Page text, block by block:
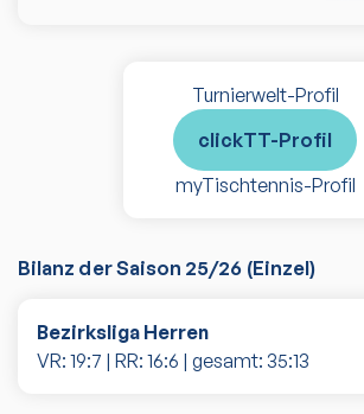
Turnierwelt-Profil
clickTT-Profil
myTischtennis-Profil
Bilanz der Saison 25/26 (Einzel)
Bezirksliga Herren
VR: 19:7 | RR: 16:6 | gesamt: 35:13